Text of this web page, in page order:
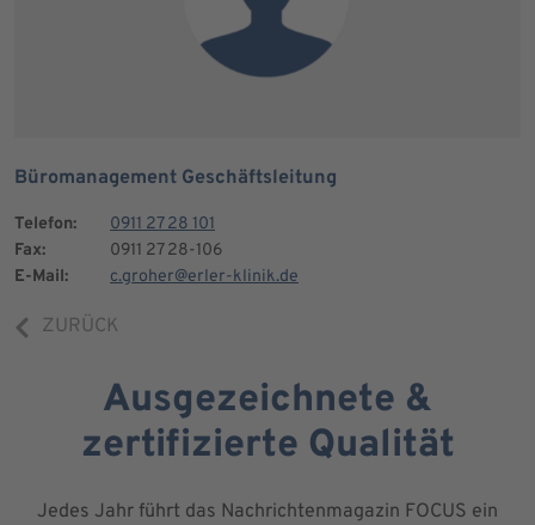
Büromanagement Geschäftsleitung
Telefon:
0911 27 28 101
Fax:
0911 27 28-106
E-Mail:
c.groher@erler-klinik.de
ZURÜCK
Ausgezeichnete &
zertifizierte Qualität
Jedes Jahr führt das Nachrichtenmagazin FOCUS ein